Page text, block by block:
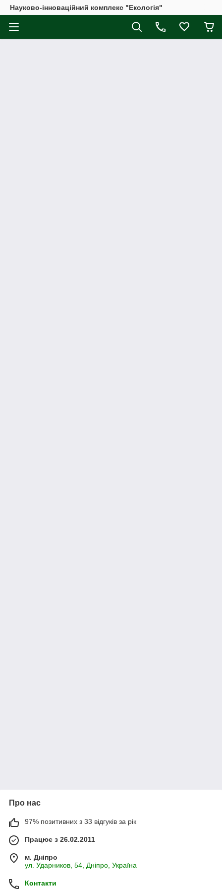
Науково-інноваційний комплекс "Екологія"
Про нас
97% позитивних з 33 відгуків за рік
Працює з 26.02.2011
м. Дніпро
ул. Ударников, 54, Дніпро, Україна
Контакти